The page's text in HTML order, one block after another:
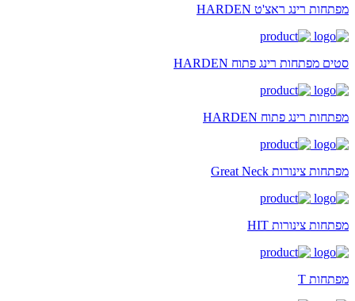
מפתחות רינג ראצ'ט HARDEN
סטים מפתחות רינג פתוח HARDEN
מפתחות רינג פתוח HARDEN
מפתחות צינורות Great Neck
מפתחות צינורות HIT
מפתחות T